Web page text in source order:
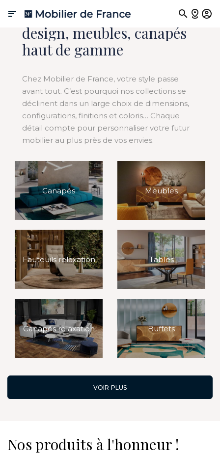

Créateur de mobilier
design, meubles, canapés
haut de gamme
Chez Mobilier de France, votre style passe
avant tout. C’est pourquoi nos collections se
déclinent dans un large choix de dimensions,
configurations, finitions et coloris… Chaque
détail compte pour personnaliser votre futur
mobilier au plus près de vos envies.
Canapés Meubles
Fauteuils relaxation Tables
Canapés relaxation Buffets
VOIR PLUS
Nos produits à l'honneur !